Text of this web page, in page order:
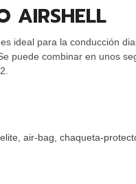
AIRSHELL
ideal para la conducción
puede combinar en unos
air-bag chaqueta-